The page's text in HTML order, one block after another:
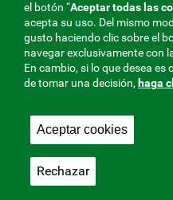
基
金
V20
与社会保障的相互合作者
el botón “Aceptar todas las
acepta su uso. Del mismo
gusto haciendo clic sobre el
navegar exclusivamente con
En cambio, si lo que desea
de tomar una decisión, haga
Aceptar cookies
Rechazar